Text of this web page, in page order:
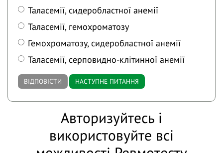
Таласемії, сидеробластної анемії
Таласемії, гемохроматозу
Гемохроматозу, сидеробластної анемії
Таласемії, серповидно-клітинної анемії
ВІДПОВІСТИ НАСТУПНЕ ПИТАННЯ
Авторизуйтесь і
використовуйте всі